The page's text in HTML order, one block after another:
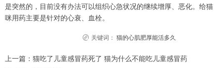
是突然的，目前没有办法可以组织心急状况的继续增厚、恶化。给猫
咪用药主要是针对的心衰、血栓。
关键词： 猫的心肌肥厚能活多久
上一篇： 猫吃了儿童感冒药死了 猫为什么不能吃儿童感冒药